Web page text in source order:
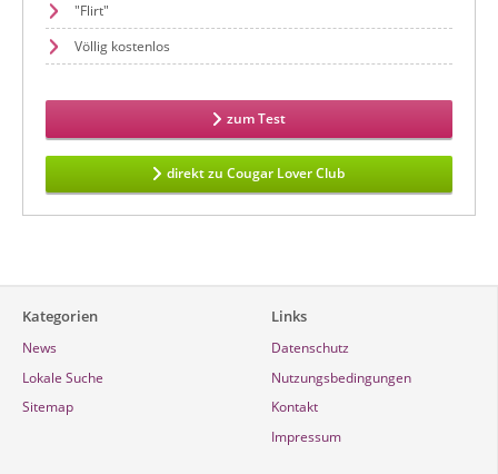
"Flirt"
Völlig kostenlos
zum Test
direkt zu Cougar Lover Club
Kategorien
News
Lokale Suche
Sitemap
Links
Datenschutz
Nutzungsbedingungen
Kontakt
Impressum